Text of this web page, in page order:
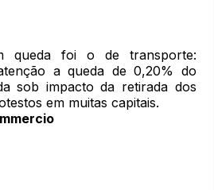
queda foi o de transporte:
a queda de 0,20% do
sob impacto da retirada dos
em muitas capitais.